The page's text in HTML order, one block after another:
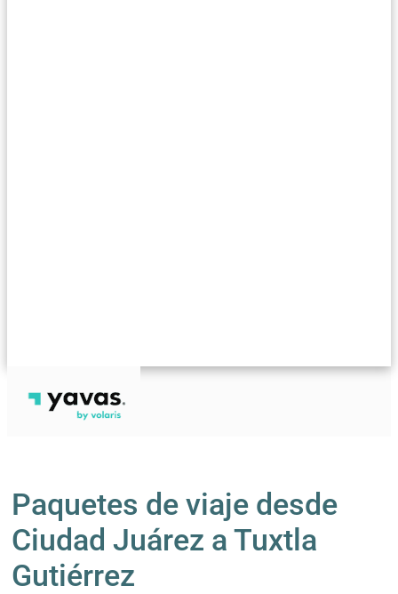
Paquetes de viaje desde
Ciudad Juárez a Tuxtla
Gutiérrez